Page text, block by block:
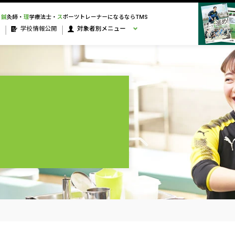
鍼灸師・ 理学療法士・ スポーツトレーナーになるならTMS
学校情報公開 対象者別メニュー